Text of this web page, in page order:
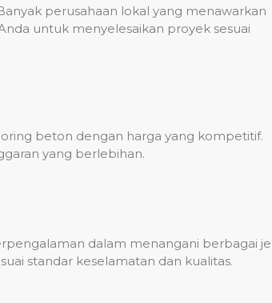
perusahaan lokal yang menawarkan
untuk menyelesaikan proyek sesuai
beton dengan harga yang kompetitif.
yang berlebihan.
dalam menangani berbagai
standar keselamatan dan kualitas.